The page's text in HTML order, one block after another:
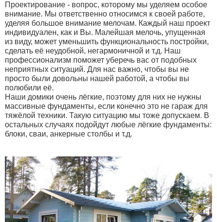
Проектирование - вопрос, которому мы уделяем особое
внимание. Мы ответственно относимся к своей работе,
уделяя большое внимание мелочам. Каждый наш проект
индивидуален, как и Вы. Малейшая мелочь, упущенная
из виду, может уменьшить функциональность постройки,
сделать её неудобной, негармоничной и т.д. Наш
профессионализм поможет уберечь вас от подобных
неприятных ситуаций. Для нас важно, чтобы вы не
просто были довольны нашей работой, а чтобы вы
полюбили её.
Наши домики очень лёгкие, поэтому для них не нужны
массивные фундаменты, если конечно это не гараж для
тяжёлой техники. Такую ситуацию мы тоже допускаем. В
остальных случаях подойдут любые лёгкие фундаменты:
блоки, сваи, анкерные столбы и т.д.